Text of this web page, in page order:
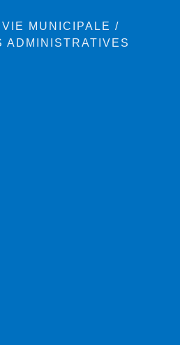
VIE MUNICIPALE /
ADMINISTRATIVES